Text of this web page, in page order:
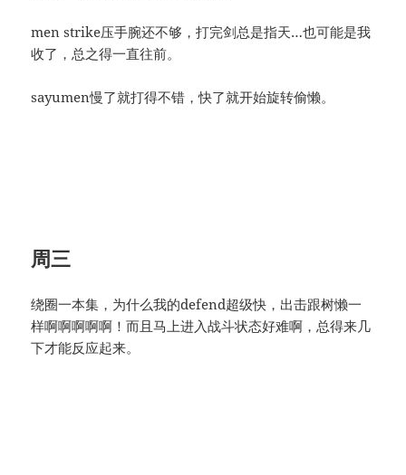
men strike压手腕还不够，打完剑总是指天…也可能是我
收了，总之得一直往前。
sayumen慢了就打得不错，快了就开始旋转偷懒。
周三
绕圈一本集，为什么我的defend超级快，出击跟树懒一
样啊啊啊啊啊！而且马上进入战斗状态好难啊，总得来几
下才能反应起来。